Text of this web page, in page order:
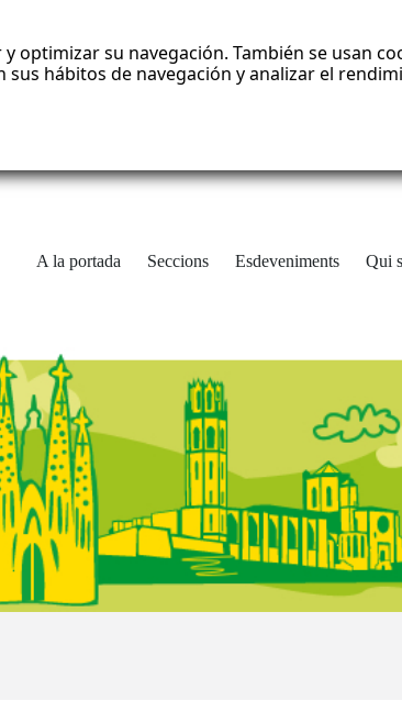
optimizar su navegación. También se usan
hábitos de navegación y analizar el
A la portada Seccions Esdeveniments Qui